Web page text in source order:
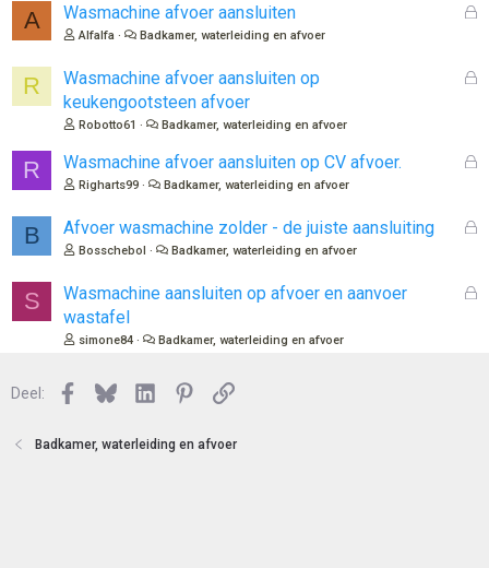
A
G
Wasmachine afvoer aansluiten
Alfalfa Badkamer, waterleiding en afvoer
R
G
o
Wasmachine afvoer aansluiten op
keukengootsteen afvoer
Robotto61 Badkamer, waterleiding en afvoer
R
G
n
Wasmachine afvoer aansluiten op CV afvoer.
Righarts99 Badkamer, waterleiding en afvoer
B
G
Afvoer wasmachine zolder - de juiste aansluiting
Bosschebol Badkamer, waterleiding en afvoer
S
G
Wasmachine aansluiten op afvoer en aanvoer
wastafel
simone84 Badkamer, waterleiding en afvoer
Deel: Facebook
BlueskyLinkedInPinterest
Link
Badkamer, waterleiding en afvoer